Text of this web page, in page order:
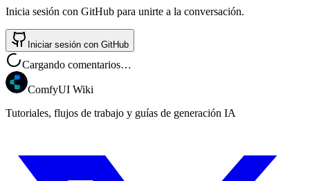
Inicia sesión con GitHub para unirte a la conversación.
Iniciar sesión con GitHub
Cargando comentarios…
ComfyUI Wiki
Tutoriales, flujos de trabajo y guías de generación IA